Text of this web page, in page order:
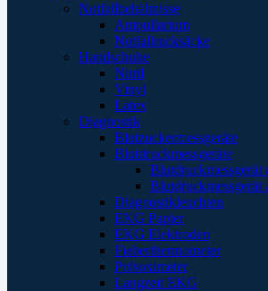
Notfallbehältnisse
Ampullarium
Notfallrucksäcke
Handschuhe
Nitril
Vinyl
Latex
Diagnostik
Blutzuckermessgeräte
Blutdruckmessgeräte
Blutdruckmessgerät
Blutdruckmessgerät
Diagnostikleuchten
EKG Papier
EKG Elektroden
Fieberthermometer
Pulsoximeter
Langzeit EKG